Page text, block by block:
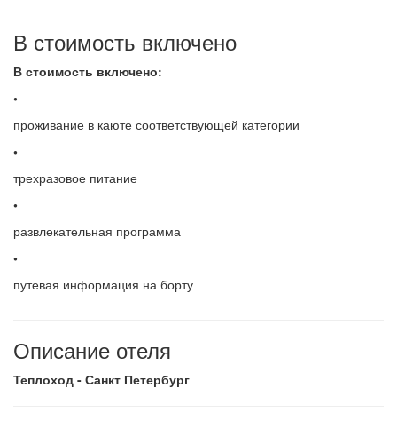
В стоимость включено
В стоимость включено:
•
проживание в каюте соответствующей категории
•
трехразовое питание
•
развлекательная программа
•
путевая информация на борту
Описание отеля
Теплоход - Санкт Петербург